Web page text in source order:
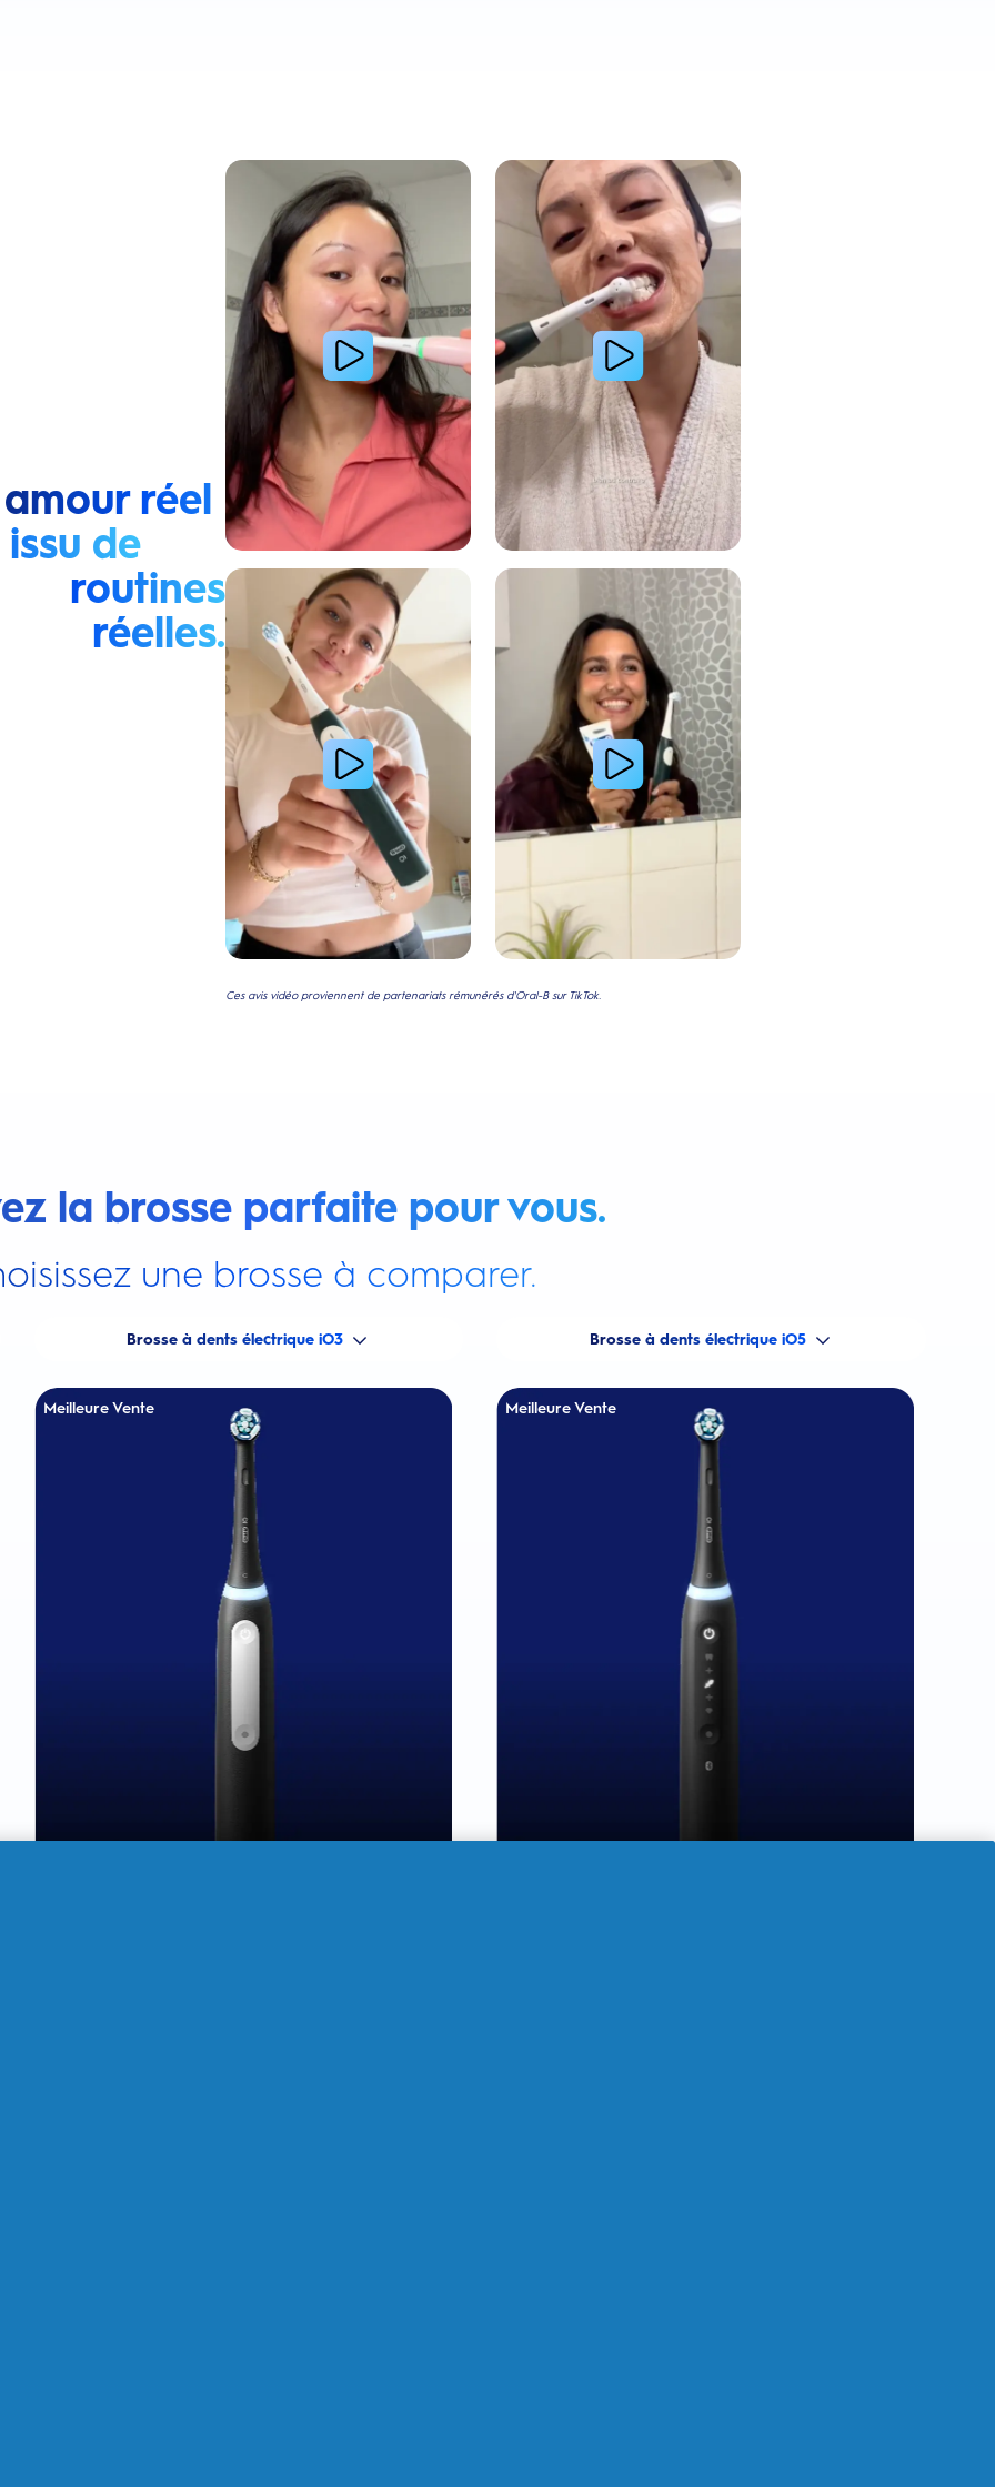
réel
issu de
routines
réelles.
Lire la vidéo : Une jeune femme montre comment elle a amélioré l’apparence de ses dents tachées grâce aux produits Oral-B
Lire la vidéo : Une jeune femme partage sa routine du soir pour des gencives plus saines avec les
Lire la vidéo : La routine du matin d’une jeune femme avec le système de brosse à dents électrique Oral-B
Lire la vidéo : Le secret d’une jeune femme pour des dents plus blanches
Ces avis vidéo proviennent de partenariats rémunérés d'Oral-B sur TikTok.
la brosse parfaite pour vous.
une brosse à comparer.
Brosse à dents électrique iO3
Meilleure Vente
Brosse à dents électrique iO5
Meilleure Vente